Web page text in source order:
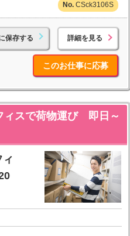
CSck3106S
保存する 詳細を見る
このお仕事に応募
ィスで荷物運び 即日～